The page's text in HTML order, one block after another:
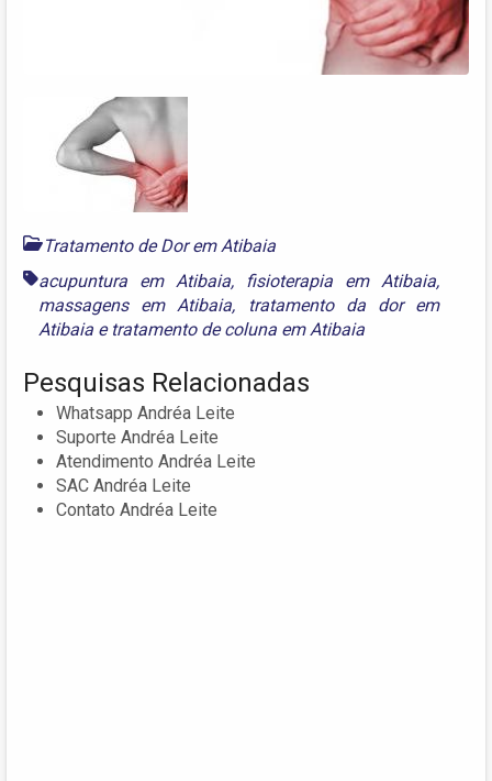
Tratamento de Dor em Atibaia
acupuntura em Atibaia, fisioterapia em Atibaia,
massagens em Atibaia,
tratamento da dor em
Atibaia e tratamento de coluna em Atibaia
Pesquisas Relacionadas
Whatsapp Andréa Leite
Suporte Andréa Leite
Atendimento Andréa Leite
SAC Andréa Leite
Contato Andréa Leite